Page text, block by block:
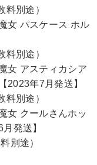
料別途）
女 パスケース ホル
料別途）
女 アスティカシア
2023年7月発送】
料別途）
女 クールさんホッ
発送】
別途）